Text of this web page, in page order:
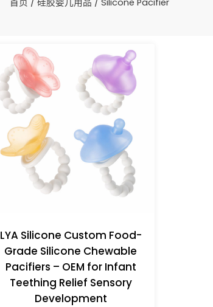
LYA Silicone Custom Food-
Grade Silicone Chewable
Pacifiers – OEM for Infant
Teething Relief Sensory
Development